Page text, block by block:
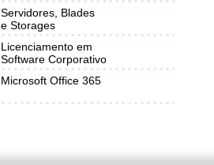
Servidores, Blades
e Storages
Licenciamento em
Software Corporativo
Microsoft Office 365